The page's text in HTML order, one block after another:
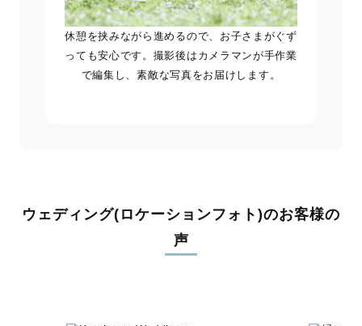
休憩を挟みながら進めるので、お子さまがぐず
っても安心です。撮影後はカメラマンが手作業
で編集し、素敵な写真をお届けします。
ウェディング(ロケーションフォト)のお客様の
声